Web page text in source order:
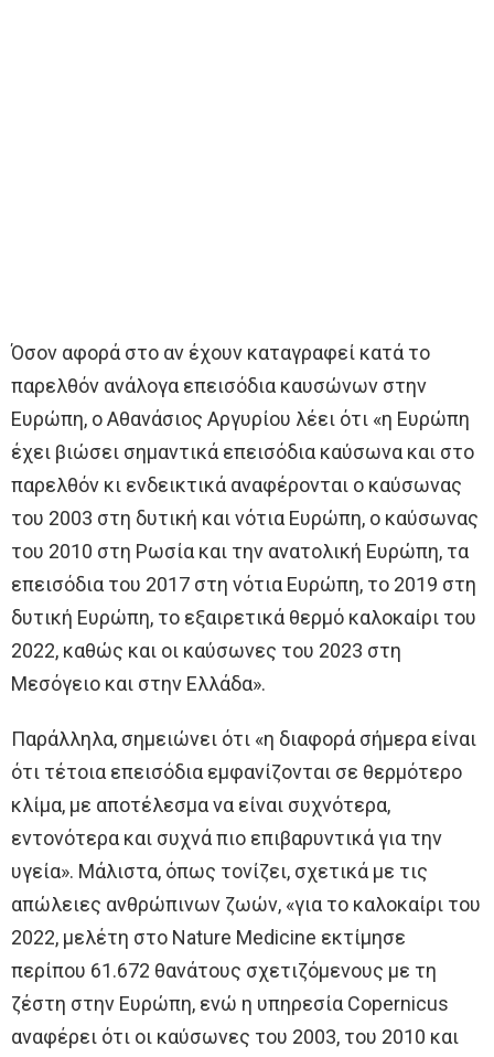
Όσον αφορά στο αν έχουν καταγραφεί κατά το
παρελθόν ανάλογα επεισόδια καυσώνων στην
Ευρώπη, ο Αθανάσιος Αργυρίου λέει ότι «η Ευρώπη
έχει βιώσει σημαντικά επεισόδια καύσωνα και στο
παρελθόν κι ενδεικτικά αναφέρονται ο καύσωνας
του 2003 στη δυτική και νότια Ευρώπη, ο καύσωνας
του 2010 στη Ρωσία και την ανατολική Ευρώπη, τα
επεισόδια του 2017 στη νότια Ευρώπη, το 2019 στη
δυτική Ευρώπη, το εξαιρετικά θερμό καλοκαίρι του
2022, καθώς και οι καύσωνες του 2023 στη
Μεσόγειο και στην Ελλάδα».
Παράλληλα, σημειώνει ότι «η διαφορά σήμερα είναι
ότι τέτοια επεισόδια εμφανίζονται σε θερμότερο
κλίμα, με αποτέλεσμα να είναι συχνότερα,
εντονότερα και συχνά πιο επιβαρυντικά για την
υγεία». Μάλιστα, όπως τονίζει, σχετικά με τις
απώλειες ανθρώπινων ζωών, «για το καλοκαίρι του
2022, μελέτη στο Nature Medicine εκτίμησε
περίπου 61.672 θανάτους σχετιζόμενους με τη
ζέστη στην Ευρώπη, ενώ η υπηρεσία Copernicus
αναφέρει ότι οι καύσωνες του 2003, του 2010 και